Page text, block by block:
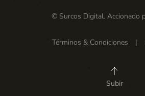
© Surcos Digital. Accionado
Términos & Condiciones |
Subir